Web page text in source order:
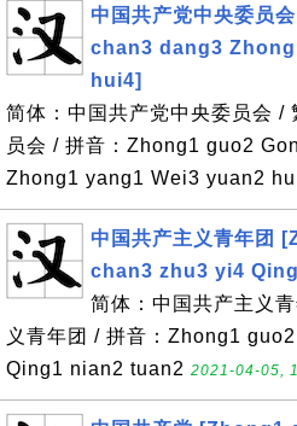
中国共产党中央委员
chan3 dang3
hui4]
简体：中国共产党中央委员会 /
员会 / 拼音：Zhong1 guo2
Zhong1 yang1 Wei3 yuan2
中国共产主义青年团
chan3 zhu3 yi4
简体：中国共产主义
义青年团 / 拼音：Zhong1
Qing1 nian2 tuan2 2021-04-05,